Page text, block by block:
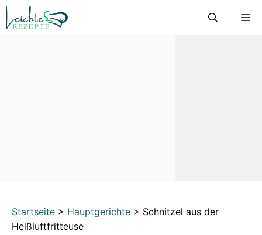
Zum
Inhalt
Startseite > Hauptgerichte > Schnitzel aus der
Heißluftfritteuse